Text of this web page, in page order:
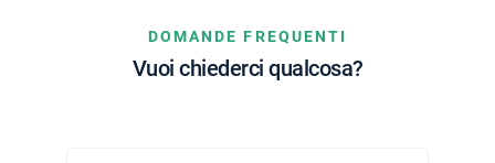
DOMANDE FREQUENTI
Vuoi chiederci qualcosa?